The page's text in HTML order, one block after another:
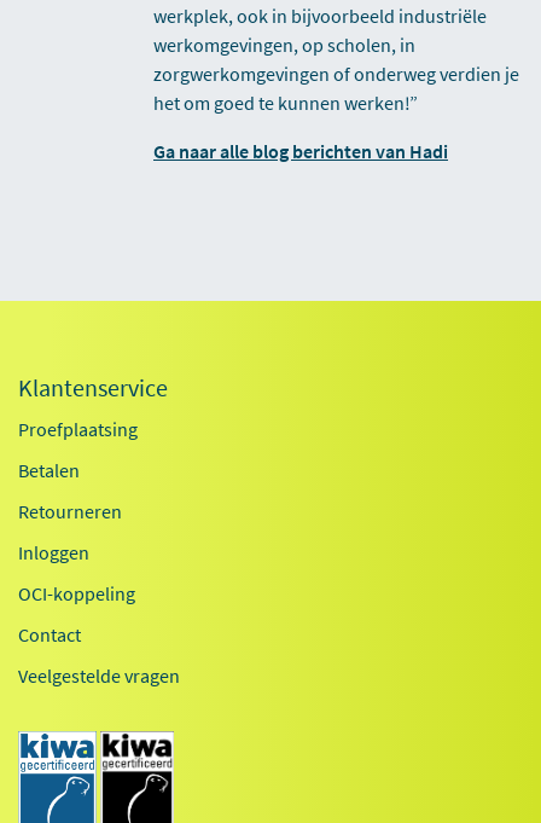
werkplek, ook in bijvoorbeeld industriële
werkomgevingen, op scholen, in
zorgwerkomgevingen of onderweg verdien je
het om goed te kunnen werken!”
Ga naar alle blog berichten van Hadi
Klantenservice
Proefplaatsing
Betalen
Retourneren
Inloggen
OCI-koppeling
Contact
Veelgestelde vragen